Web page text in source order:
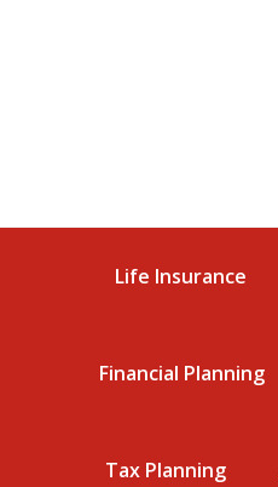
Life Insurance
Financial Planning
Tax Planning